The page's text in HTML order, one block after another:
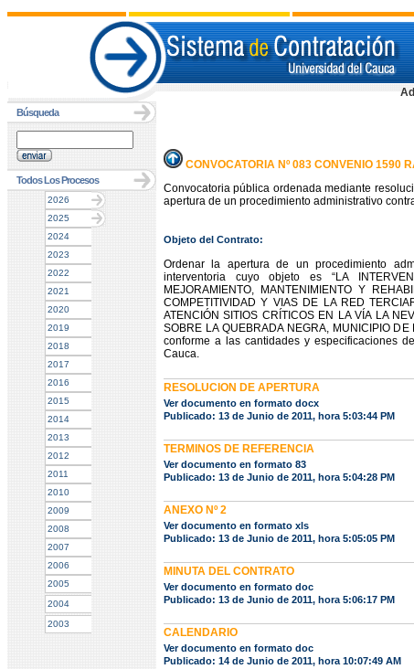
Búsqueda
Todos Los Procesos
2026
2025
2024
2023
2022
2021
2020
2019
2018
2017
2016
2015
2014
2013
2012
2011
2010
2009
2008
2007
2006
2005
2004
2003
CONVOCATORIA Nº 083 CONVENIO 1590
Convocatoria pública ordenada mediante
apertura de un procedimiento administrativo
Objeto del Contrato:
Ordenar la apertura de un procedimiento
interventoria cuyo objeto es “LA
MEJORAMIENTO, MANTENIMIENTO Y
COMPETITIVIDAD Y VIAS DE LA RED
ATENCIÓN SITIOS CRÍTICOS EN LA VÍA LA
SOBRE LA QUEBRADA NEGRA, MUNICIPIO
conforme a las cantidades y especificaciones
Cauca.
RESOLUCION DE APERTURA
Ver documento en formato docx
Publicado: 13 de Junio de 2011, hora 5:03:44 PM
TERMINOS DE REFERENCIA
Ver documento en formato 83
Publicado: 13 de Junio de 2011, hora 5:04:28 PM
ANEXO Nº 2
Ver documento en formato xls
Publicado: 13 de Junio de 2011, hora 5:05:05 PM
MINUTA DEL CONTRATO
Ver documento en formato doc
Publicado: 13 de Junio de 2011, hora 5:06:17 PM
CALENDARIO
Ver documento en formato doc
Publicado: 14 de Junio de 2011, hora 10:07:49 AM